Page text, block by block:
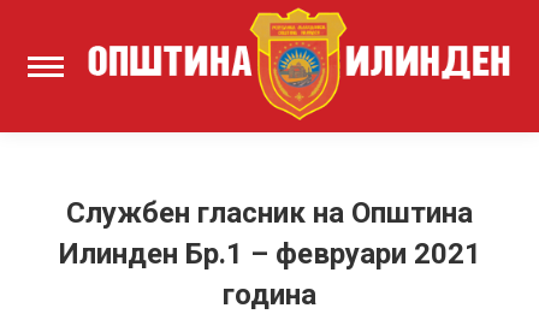
Службен гласник на Општина
Илинден Бр.1 – февруари 2021
година